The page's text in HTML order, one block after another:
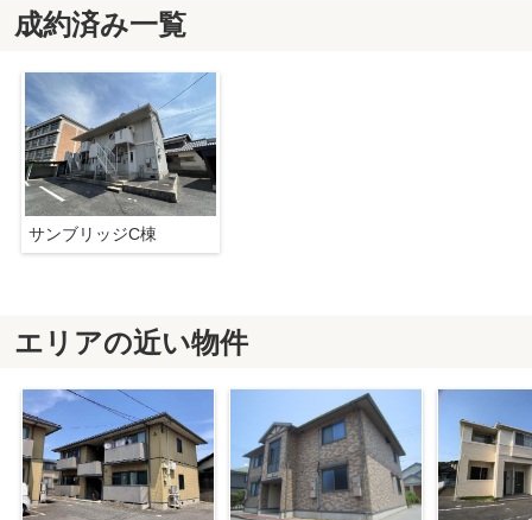
成約済み一覧
サンブリッジC棟
エリアの近い物件